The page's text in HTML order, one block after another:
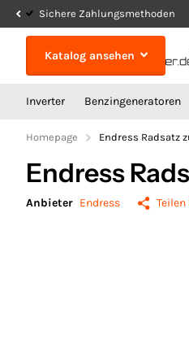
Sichere Zahlungsmethoden
Katalog ansehen
Inverter Benzingeneratoren
Homepage Endress Radsatz
Endress
Anbieter Endress Teilen